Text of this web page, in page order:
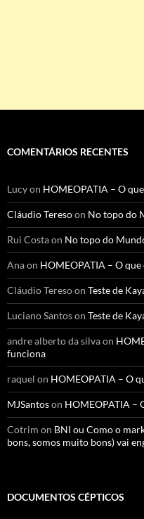
COMENTÁRIOS RECENTES
Lucyon HOMEOPATIA – O
Cláudio Teresoon No topo do
Rui Costaon No topo do
Anaon HOMEOPATIA – O
Cláudio Teresoon Teste de
Luciano Santoson Teste de
andre alberto da silvaon
funciona
raquel on HOMEOPATIA – O
MJSantoson HOMEOPATIA –
Cotrim on BNI ou Como o
bons, somos muito bons) vai
DOCUMENTOS CÉPTICOS